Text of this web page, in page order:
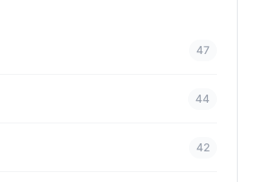
47
44
42